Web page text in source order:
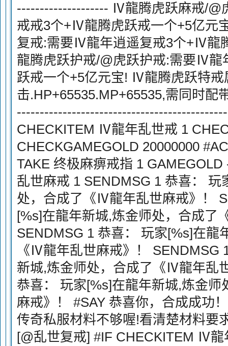
-------------------- Ⅳ龍腾虎跃麻戒/@
戒戒3个+Ⅳ龍腾虎跃戒一个+5亿元
复戒:需要Ⅳ龍年逍遥复戒3个+Ⅳ龍
龍腾虎跃护戒/@虎跃护戒:需要Ⅳ
跃戒一个+5亿元宝! Ⅳ龍腾虎跃特戒
击.HP+65535.MP+65535,需同时配
CHECKITEM Ⅳ龍年乱世戒 1
CHECKGAMEGOLD 20000000
TAKE 终极麻痹戒指 1
乱世麻戒 1 SENDMSG 1 恭喜：
处，合成了《Ⅳ龍年乱世麻戒》！
[%s]在龍年新城,炼金师处，合成了
SENDMSG 1 恭喜： 玩家[%s]在龍
《Ⅳ龍年乱世麻戒》！ SENDMSG
新城,炼金师处，合成了《Ⅳ龍年乱
恭喜： 玩家[%s]在龍年新城,炼金
麻戒》！ #SAY 恭喜你，合成成功
传奇私服材料不够喔!看清楚材料要
[@乱世复戒] #IF CHECKITEM Ⅳ